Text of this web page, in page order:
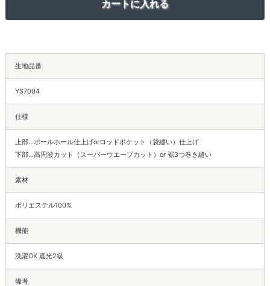
生地品番
YS7004
仕様
上部…ポールホール仕上げorロッドポケット（袋縫い）仕上げ
下部…高周波カット（スーパーウエーブカット）or 裾3つ巻き縫い
素材
ポリエステル100%
機能
洗濯OK 遮光2級
備考